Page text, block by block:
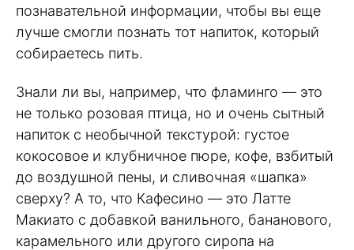
познавательной информации, чтобы вы еще
лучше смогли познать тот напиток, который
собираетесь пить.
Знали ли вы, например, что фламинго — это
не только розовая птица, но и очень сытный
напиток с необычной текстурой: густое
кокосовое и клубничное пюре, кофе, взбитый
до воздушной пены, и сливочная «шапка»
сверху? А то, что Кафесино — это Латте
Макиато с добавкой ванильного, бананового,
карамельного или другого сиропа на